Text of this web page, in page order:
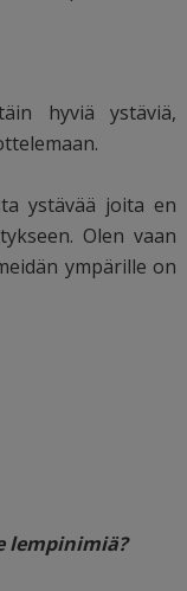
hyviä ystäviä,
ystävää joita en
Olen vaan
ympärille on
lempinimiä?